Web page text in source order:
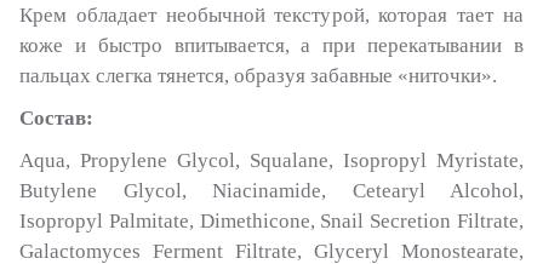
Крем обладает необычной текстурой, которая тает на
коже и быстро впитывается, а при перекатывании в
пальцах слегка тянется, образуя забавные «ниточки».
Состав:
Aqua, Propylene Glycol, Squalane, Isopropyl Myristate,
Butylene Glycol, Niacinamide, Cetearyl Alcohol,
Isopropyl Palmitate, Dimethicone, Snail Secretion Filtrate,
Galactomyces Ferment Filtrate, Glyceryl Monostearate,